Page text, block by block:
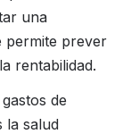
una
permite prever
rentabilidad.
de
la salud